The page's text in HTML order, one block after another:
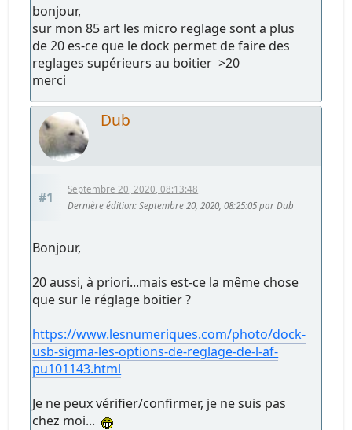
bonjour,
sur mon 85 art les micro reglage sont a plus
de 20 es-ce que le dock permet de faire des
reglages supérieurs au boitier >20
merci
Dub
#1
Septembre 20, 2020, 08:13:48
Dernière édition: Septembre 20, 2020, 08:25:05 par Dub
Bonjour,
20 aussi, à priori...mais est-ce la même chose
que sur le réglage boitier ?
https://www.lesnumeriques.com/photo/dock-
usb-sigma-les-options-de-reglage-de-l-af-
pu101143.html
Je ne peux vérifier/confirmer, je ne suis pas
chez moi...